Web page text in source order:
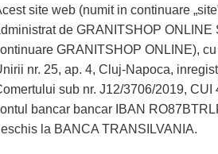
site web (numit in continuare
de GRANITSHOP ONLINE
GRANITSHOP ONLINE),
nr. 25, ap. 4, Cluj-Napoca,
sub nr. J12/3706/2019, CUI
bancar bancar IBAN
la BANCA TRANSILVANIA.